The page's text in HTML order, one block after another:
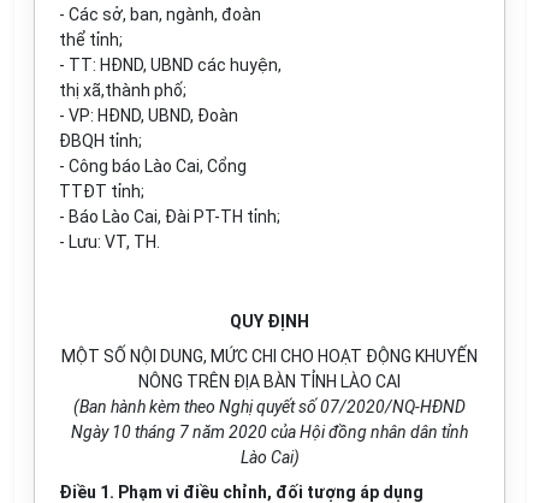
- Các sở, ban, ngành, đoàn
thể tỉnh;
- TT: HĐND, UBND các huyện,
thị xã,thành phố;
- VP: HĐND, UBND, Đoàn
ĐBQH tỉnh;
- Công báo Lào Cai, Cổng
TTĐT tỉnh;
- Báo Lào Cai, Đài PT-TH tỉnh;
- Lưu: VT, TH.
QUY ĐỊNH
MỘT SỐ NỘI DUNG, MỨC CHI CHO HOẠT ĐỘNG KHUYẾN
NÔNG TRÊN ĐỊA BÀN TỈNH LÀO CAI
(Ban hành kèm theo Nghị quyết số 07/2020/NQ-HĐND
Ngày 10 tháng 7 năm 2020 của Hội đồng nhân dân tỉnh
Lào Cai)
Điều 1. Phạm vi điều chỉnh, đối tượng áp dụng